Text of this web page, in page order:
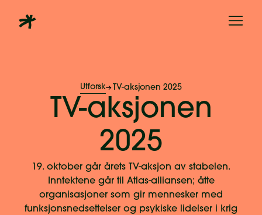
Utforsk TV-aksjonen 2025
TV-aksjonen
2025
19. oktober går årets TV-aksjon av stabelen.
Inntektene går til Atlas-alliansen; åtte
organisasjoner som gir mennesker med
funksjonsnedsettelser og psykiske lidelser i krig